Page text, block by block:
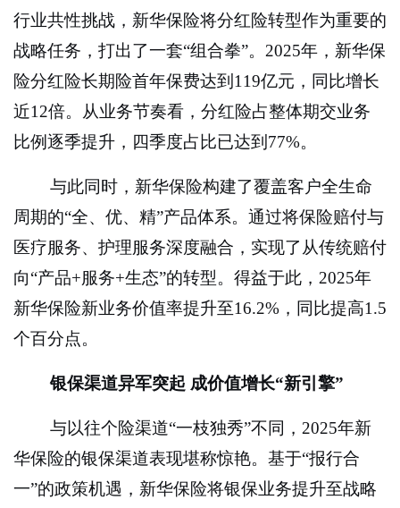
行业共性挑战，新华保险将分红险转型作为重要的
战略任务，打出了一套“组合拳”。2025年，新华保
险分红险长期险首年保费达到119亿元，同比增长
近12倍。从业务节奏看，分红险占整体期交业务
比例逐季提升，四季度占比已达到77%。
与此同时，新华保险构建了覆盖客户全生命
周期的“全、优、精”产品体系。通过将保险赔付与
医疗服务、护理服务深度融合，实现了从传统赔付
向“产品+服务+生态”的转型。得益于此，2025年
新华保险新业务价值率提升至16.2%，同比提高1.5
个百分点。
银保渠道异军突起 成价值增长“新引擎”
与以往个险渠道“一枝独秀”不同，2025年新
华保险的银保渠道表现堪称惊艳。基于“报行合
一”的政策机遇，新华保险将银保业务提升至战略